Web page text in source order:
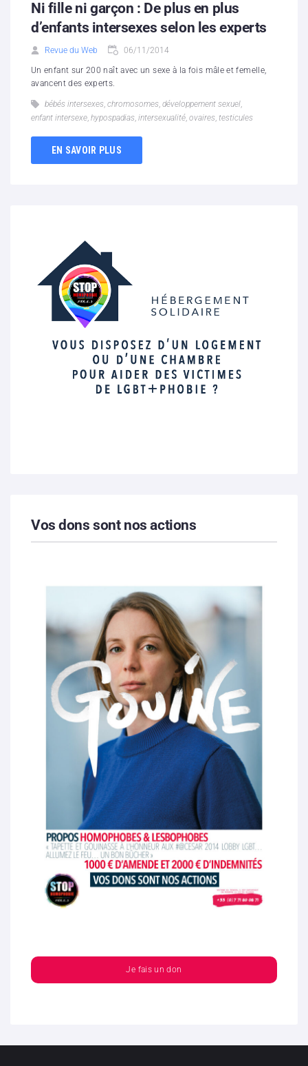
Ni fille ni garçon : De plus en plus
d’enfants intersexes selon les experts
Revue du Web 06/11/2014
Un enfant sur 200 naît avec un sexe à la fois mâle et femelle,
avancent des experts.
bébés intersexes, chromosomes, développement sexuel,
enfant intersexe, hypospadias, intersexualité, ovaires, testicules
EN SAVOIR PLUS
Vos dons sont nos actions
Je fais un don